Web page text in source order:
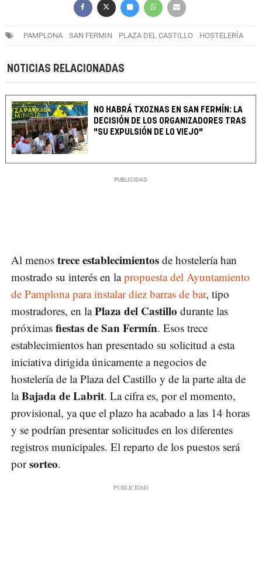
PAMPLONA SAN FERMIN PLAZA DEL CASTILLO HOSTELERÍA
NOTICIAS RELACIONADAS
NO HABRÁ TXOZNAS EN SAN FERMÍN: LA
DECISIÓN DE LOS ORGANIZADORES TRAS
"SU EXPULSIÓN DE LO VIEJO"
Al menos trece establecimientos de hostelería han
mostrado su interés en lapropuesta del Ayuntamiento
de Pamplona para instalar diez barras de bar, tipo
mostradores, en laPlaza del Castillo durante las
próximas fiestas de San Fermín. Esos trece
establecimientos han presentado su solicitud a esta
iniciativa dirigida únicamente a negocios de
hostelería de la Plaza del Castillo y de la parte alta de
laBajada de Labrit. La cifra es, por el momento,
provisional, ya que el plazo ha acabado a las 14 horas
y se podrían presentar solicitudes en los diferentes
registros municipales. El reparto de los puestos será
porsorteo.